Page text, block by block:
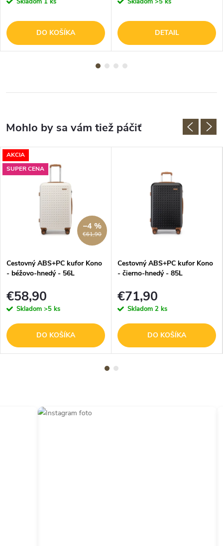
DO KOŠÍKA DETAIL
AKCIA
SUPER CENA
€61,90
–4 %
Cestovný ABS+PC kufor Kono
- béžovo-hnedý - 56L
€58,90
Skladom >5 ks
DO KOŠÍKA
Cestovný ABS+PC kufor Kono
- čierno-hnedý - 85L
€71,90
Skladom 2 ks
DO KOŠÍKA